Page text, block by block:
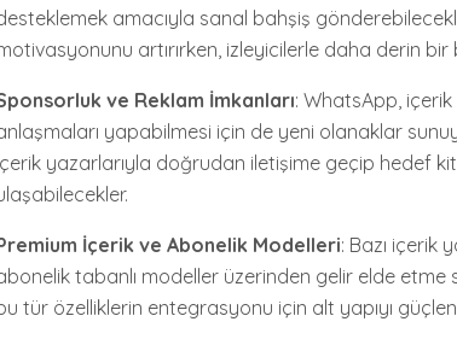
amacıyla sanal bahşiş
artırırken, izleyicilerle daha derin bir
ve Reklam İmkanları: WhatsApp,
yapabilmesi için de yeni olanaklar
yazarlarıyla doğrudan iletişime geçip hedef
İçerik ve Abonelik Modelleri: Bazı içerik
tabanlı modeller üzerinden gelir elde etme
tür özelliklerin entegrasyonu için alt yapıyı